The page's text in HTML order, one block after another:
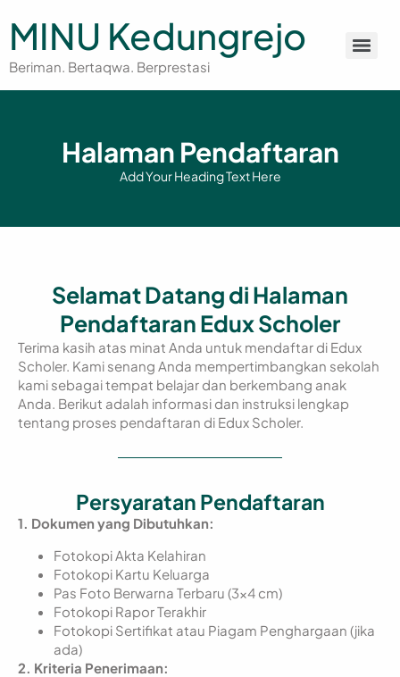
MINU Kedungrejo
Beriman. Bertaqwa. Berprestasi
Halaman Pendaftaran
Add Your Heading Text Here
Selamat Datang di Halaman
Pendaftaran Edux Scholer
Terima kasih atas minat Anda untuk mendaftar di Edux
Scholer. Kami senang Anda mempertimbangkan sekolah
kami sebagai tempat belajar dan berkembang anak
Anda. Berikut adalah informasi dan instruksi lengkap
tentang proses pendaftaran di Edux Scholer.
Persyaratan Pendaftaran
1. Dokumen yang Dibutuhkan:
Fotokopi Akta Kelahiran
Fotokopi Kartu Keluarga
Pas Foto Berwarna Terbaru (3×4 cm)
Fotokopi Rapor Terakhir
Fotokopi Sertifikat atau Piagam Penghargaan (jika
ada)
2. Kriteria Penerimaan: